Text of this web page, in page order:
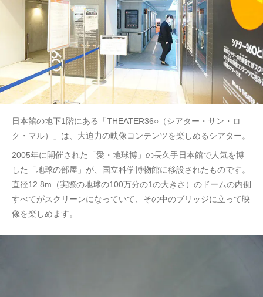
日本館の地下1階にある「THEATER36○（シアター・サン・ロ
ク・マル）」は、大迫力の映像コンテンツを楽しめるシアター。
2005年に開催された「愛・地球博」の長久手日本館で人気を博
した「地球の部屋」が、国立科学博物館に移設されたものです。
直径12.8m（実際の地球の100万分の1の大きさ）のドームの内側
すべてがスクリーンになっていて、その中のブリッジに立って映
像を楽しめます。